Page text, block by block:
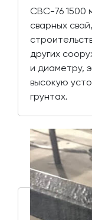
СВС-76 1500
сварных
других
и диаметру,
высокую
грунтах.